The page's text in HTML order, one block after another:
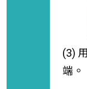
(3)
端。